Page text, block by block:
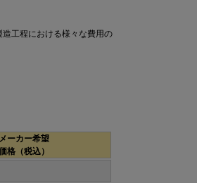
工程における様々な費用の
ーカー希望
格（税込）